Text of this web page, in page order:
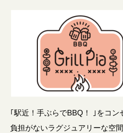
｢駅近！手ぶらでBBQ！ ｣をコ
負担がないラグジュアリーな空